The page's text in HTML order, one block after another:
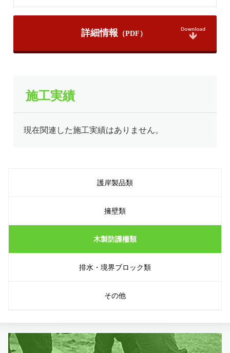
詳細情報
施工実績
現在関連した施工実績はありません。
護岸製品類
擁壁類
木製防護柵類
排水・境界ブロック類
その他